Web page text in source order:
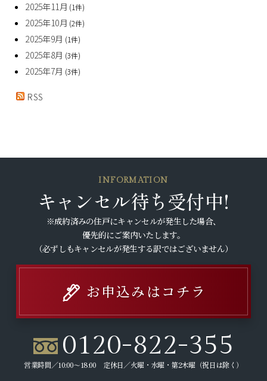
2025年11月 (1件)
2025年10月 (2件)
2025年9月 (1件)
2025年8月 (3件)
2025年7月 (3件)
RSS
INFORMATION
キャンセル待ち受付中!
※成約済みの住戸にキャンセルが発生した場合、
優先的にご案内いたします。
（必ずしもキャンセルが発生する訳ではございません）
お申込みはコチラ
0120-822-355
営業時間／10:00～18:00 定休日／火曜・水曜・第2木曜（祝日は除く）